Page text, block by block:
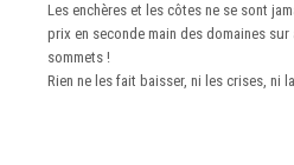
Les enchères et les côtes ne se sont
prix en seconde main des domaines
sommets !
Rien ne les fait baisser, ni les crises, ni